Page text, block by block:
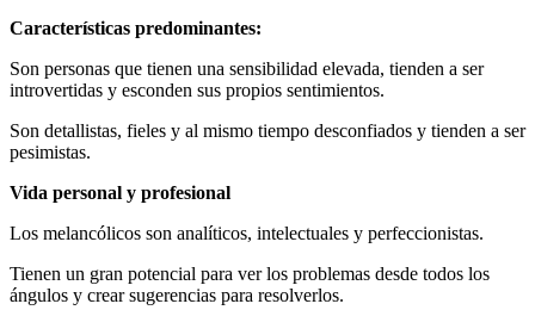
Características predominantes:
Son personas que tienen una sensibilidad elevada, tienden a ser
introvertidas y esconden sus propios sentimientos.
Son detallistas, fieles y al mismo tiempo desconfiados y tienden a ser
pesimistas.
Vida personal y profesional
Los melancólicos son analíticos, intelectuales y perfeccionistas.
Tienen un gran potencial para ver los problemas desde todos los
ángulos y crear sugerencias para resolverlos.